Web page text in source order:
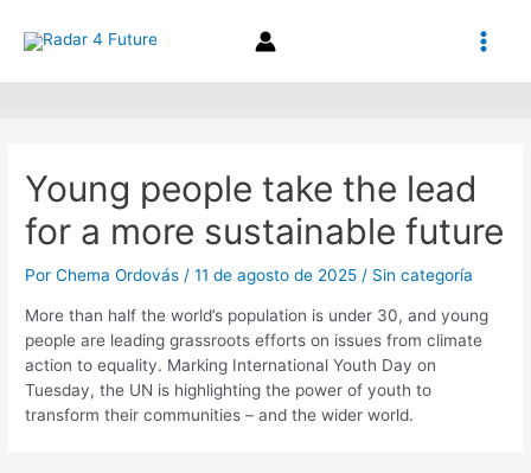
Young people take the lead
for a more sustainable future
PorChema Ordovás /11 de agosto de 2025 / Sin categoría
More than half the world’s population is under 30, and young
people are leading grassroots efforts on issues from climate
action to equality. Marking International Youth Day on
Tuesday, the UN is highlighting the power of youth to
transform their communities – and the wider world.
de